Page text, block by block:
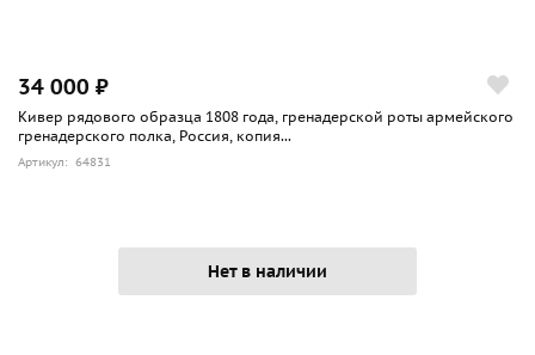
34 000 ₽
Кивер рядового образца 1808 года, гренадерской роты армейского
гренадерского полка, Россия, копия...
Артикул: 64831
Нет в наличии